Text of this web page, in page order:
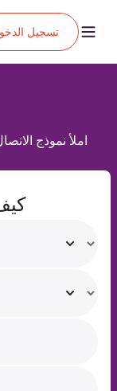
تسجيل
املأ نموذج